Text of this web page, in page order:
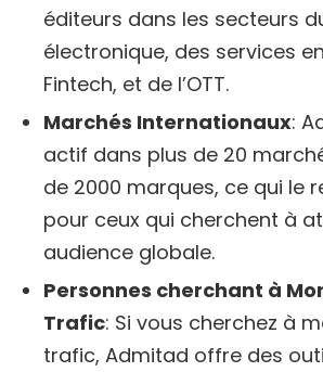
éditeurs dans les secteurs
électronique, des services
Fintech, et de l’OTT.
Marchés Internationaux:
actif dans plus de 20
de 2000 marques, ce qui le
pour ceux qui cherchent à
audience globale.
Personnes cherchant à
Trafic: Si vous cherchez à
trafic, Admitad offre des